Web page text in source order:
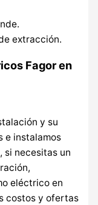
extracción.
Fagor en
y su
e instalamos
si necesitas un
eléctrico en
costos y ofertas